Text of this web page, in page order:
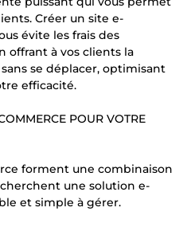
Créer un site e-
évite les frais des
offrant à vos clients la
se déplacer, optimisant
efficacité.
POUR VOTRE
forment une combinaison
une solution e-
et simple à gérer.